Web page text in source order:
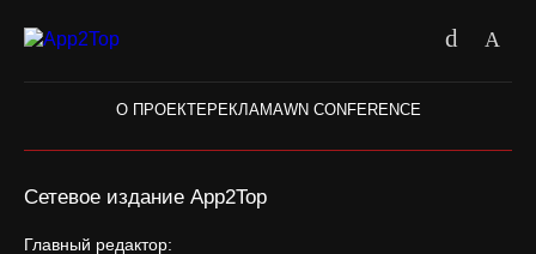
О ПРОЕКТЕРЕКЛАМАWN CONFERENCE
Сетевое издание App2Top
Главный редактор: